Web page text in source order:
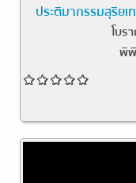
ประติมากรรมสุริ
โบร
พิ